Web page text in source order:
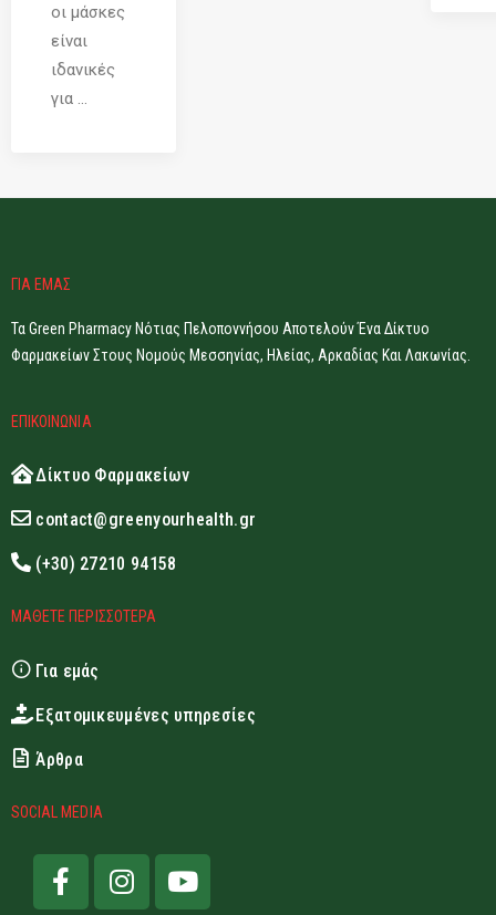
οι μάσκες
είναι
ιδανικές
για ...
ΓΙΑ ΕΜΑΣ
Τα Green Pharmacy Νότιας Πελοποννήσου Αποτελούν Ένα Δίκτυο
Φαρμακείων Στους Νομούς Μεσσηνίας, Ηλείας, Αρκαδίας Και Λακωνίας.
ΕΠΙΚΟΙΝΩΝΙΑ
Δίκτυο Φαρμακείων
contact@greenyourhealth.gr
(+30) 27210 94158
ΜΑΘΕΤΕ ΠΕΡΙΣΣΟΤΕΡΑ
Για εμάς
Εξατομικευμένες υπηρεσίες
Άρθρα
SOCIAL MEDIA